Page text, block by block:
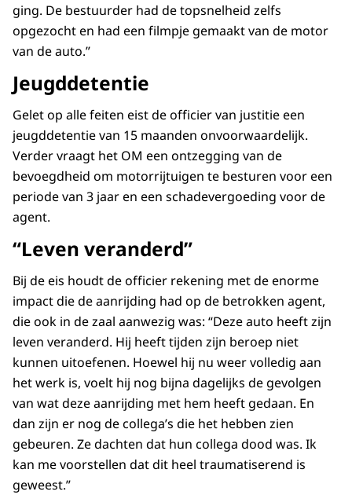
ging. De bestuurder had de topsnelheid zelfs
opgezocht en had een filmpje gemaakt van de motor
van de auto.”
Jeugddetentie
Gelet op alle feiten eist de officier van justitie een
jeugddetentie van 15 maanden onvoorwaardelijk.
Verder vraagt het OM een ontzegging van de
bevoegdheid om motorrijtuigen te besturen voor een
periode van 3 jaar en een schadevergoeding voor de
agent.
“Leven veranderd”
Bij de eis houdt de officier rekening met de enorme
impact die de aanrijding had op de betrokken agent,
die ook in de zaal aanwezig was: “Deze auto heeft zijn
leven veranderd. Hij heeft tijden zijn beroep niet
kunnen uitoefenen. Hoewel hij nu weer volledig aan
het werk is, voelt hij nog bijna dagelijks de gevolgen
van wat deze aanrijding met hem heeft gedaan. En
dan zijn er nog de collega’s die het hebben zien
gebeuren. Ze dachten dat hun collega dood was. Ik
kan me voorstellen dat dit heel traumatiserend is
geweest.”